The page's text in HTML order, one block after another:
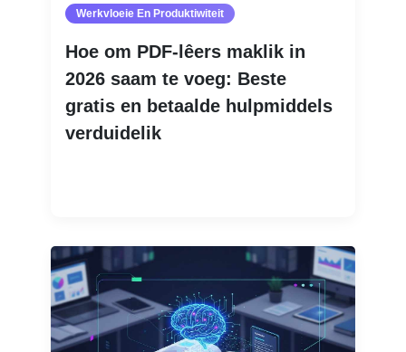
Werkvloeie En Produktiwiteit
Hoe om PDF-lêers maklik in
2026 saam te voeg: Beste
gratis en betaalde hulpmiddels
verduidelik